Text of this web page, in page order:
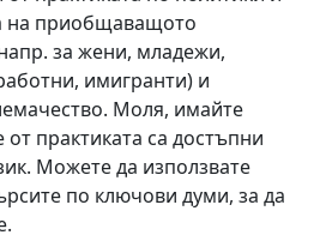
на приобщаващото
за жени, младежи,
имигранти) и
Моля, имайте
от практиката са достъпни
Можете да използвате
по ключови думи, за да